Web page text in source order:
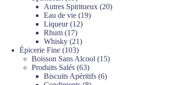
produits
Autres Spiritueux 2020
Eau de vie 1919
Liqueur 1212
Rhum 1717
produits
Whisky 2121
Épicerie Fine 103103
produits
Boisson Sans Alcool 1515
Produits Salés 6363
produits
Biscuits Apéritifs 66